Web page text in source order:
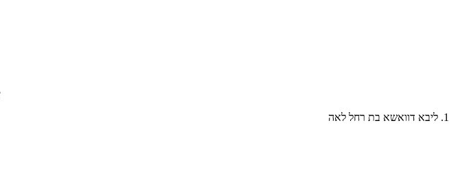
ליבא דוואשא בת רחל לאה